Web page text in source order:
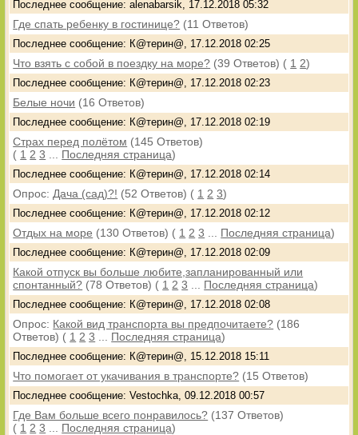
Последнее сообщение: alenabarsik, 17.12.2018 05:32
Где спать ребенку в гостинице? (11 Ответов)
Последнее сообщение: К@терин@, 17.12.2018 02:25
Что взять с собой в поездку на море? (39 Ответов) ( 1 2)
Последнее сообщение: К@терин@, 17.12.2018 02:23
Белые ночи (16 Ответов)
Последнее сообщение: К@терин@, 17.12.2018 02:19
Страх перед полётом (145 Ответов)
( 1 2 3 Последняя страница)
Последнее сообщение: К@терин@, 17.12.2018 02:14
Опрос: Дача (сад)?! (52 Ответов) ( 1 2 3)
Последнее сообщение: К@терин@, 17.12.2018 02:12
Отдых на море (130 Ответов) ( 1 2 3 Последняя страница)
Последнее сообщение: К@терин@, 17.12.2018 02:09
Какой отпуск вы больше любите,запланированный или
спонтанный? (78 Ответов) ( 1 2 3 Последняя страница)
Последнее сообщение: К@терин@, 17.12.2018 02:08
Опрос: Какой вид транспорта вы предпочитаете? (186
Ответов) ( 1 2 3 Последняя страница)
Последнее сообщение: К@терин@, 15.12.2018 15:11
Что помогает от укачивания в транспорте? (15 Ответов)
Последнее сообщение: Vestochka, 09.12.2018 00:57
Где Вам больше всего понравилось? (137 Ответов)
( 1 2 3 Последняя страница)